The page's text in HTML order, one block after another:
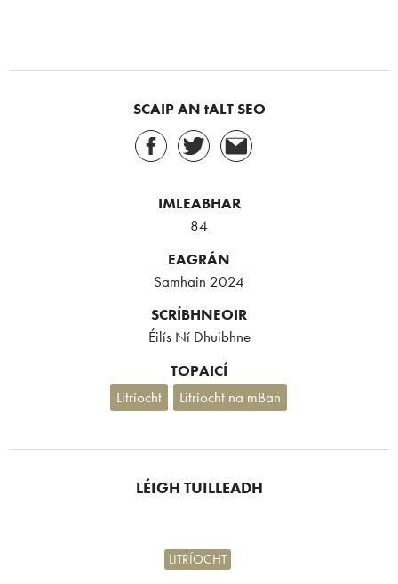
SCAIP AN tALT SEO
IMLEABHAR
84
EAGRÁN
Samhain 2024
SCRÍBHNEOIR
Éilís Ní Dhuibhne
TOPAICÍ
Litríocht
Litríocht na mBan
LÉIGH TUILLEADH
LITRÍOCHT